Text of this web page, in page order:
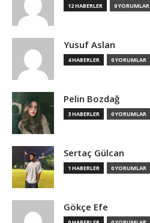
12 HABERLER 0 YORUMLAR
Yusuf Aslan
4 HABERLER 0 YORUMLAR
Pelin Bozdağ
3 HABERLER 0 YORUMLAR
Sertaç Gülcan
1 HABERLER 0 YORUMLAR
Gökçe Efe